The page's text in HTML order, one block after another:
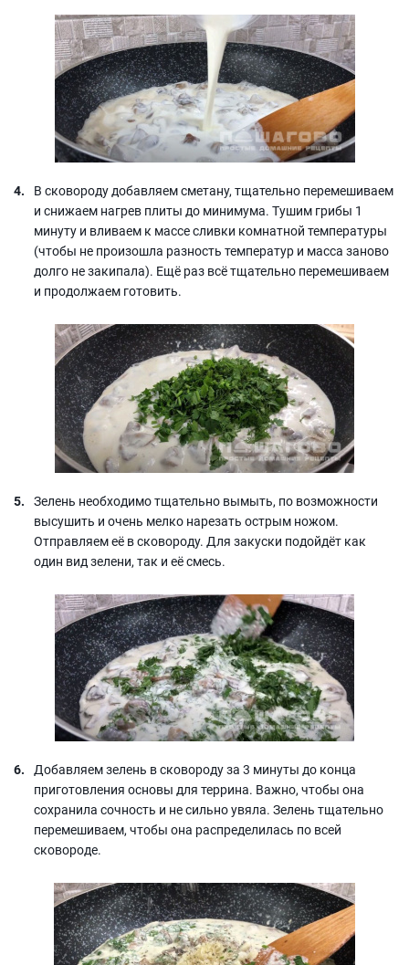
В сковороду добавляем сметану, тщательно перемешиваем
и снижаем нагрев плиты до минимума. Тушим грибы 1
минуту и вливаем к массе сливки комнатной температуры
(чтобы не произошла разность температур и масса заново
долго не закипала). Ещё раз всё тщательно перемешиваем
и продолжаем готовить.
Зелень необходимо тщательно вымыть, по возможности
высушить и очень мелко нарезать острым ножом.
Отправляем её в сковороду. Для закуски подойдёт как
один вид зелени, так и её смесь.
Добавляем зелень в сковороду за 3 минуты до конца
приготовления основы для террина. Важно, чтобы она
сохранила сочность и не сильно увяла. Зелень тщательно
перемешиваем, чтобы она распределилась по всей
сковороде.